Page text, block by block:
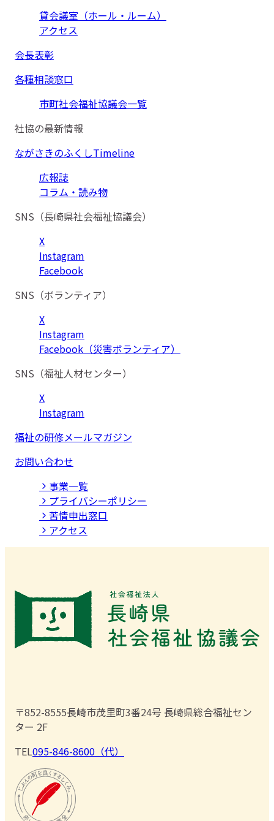
貸会議室（ホール・ルーム）
アクセス
会長表彰
各種相談窓口
市町社会福祉協議会一覧
社協の最新情報
ながさきのふくしTimeline
広報誌
コラム・読み物
SNS（長崎県社会福祉協議会）
X
Instagram
Facebook
SNS（ボランティア）
X
Instagram
Facebook（災害ボランティア）
SNS（福祉人材センター）
X
Instagram
福祉の研修メールマガジン
お問い合わせ
事業⼀覧
プライバシーポリシー
苦情申出窓口
アクセス
〒852-8555長崎市茂里町3番24号 長崎県総合福祉セン
ター 2F
TEL095-846-8600（代）